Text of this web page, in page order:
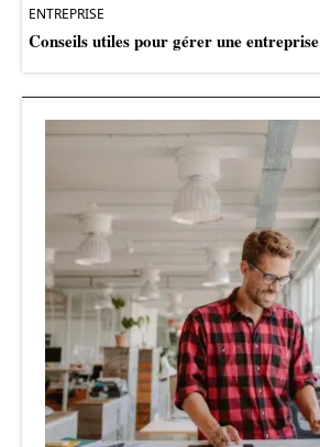
ENTREPRISE
Conseils utiles pour gérer une entreprise